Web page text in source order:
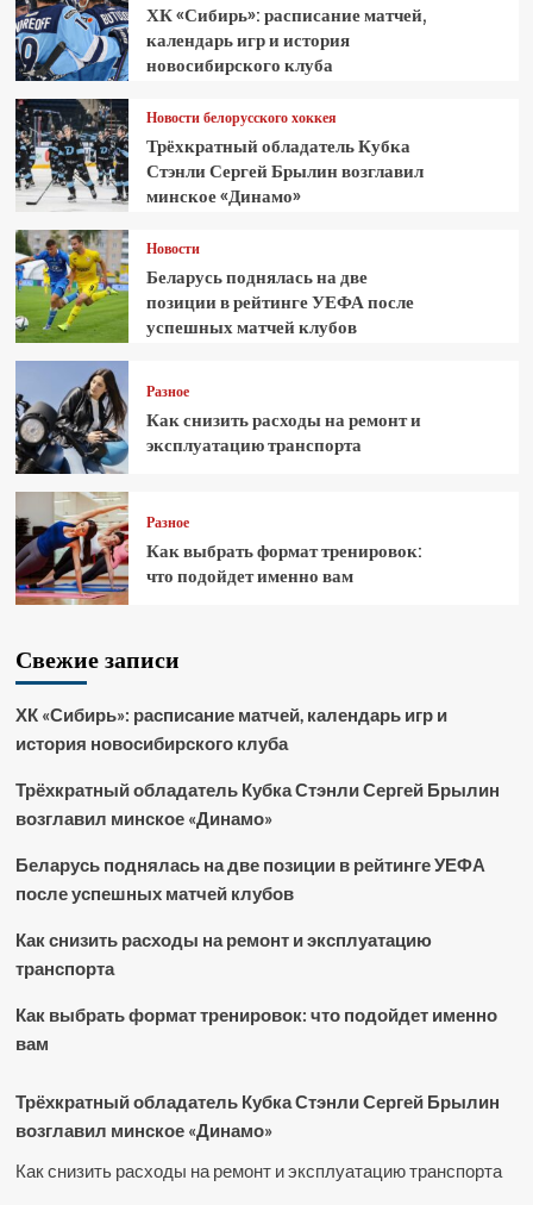
ХК «Сибирь»: расписание матчей,
календарь игр и история
новосибирского клуба
Новости белорусского хоккея
Трёхкратный обладатель Кубка
Стэнли Сергей Брылин возглавил
минское «Динамо»
Новости
Беларусь поднялась на две
позиции в рейтинге УЕФА после
успешных матчей клубов
Разное
Как снизить расходы на ремонт и
эксплуатацию транспорта
Разное
Как выбрать формат тренировок:
что подойдет именно вам
Свежие записи
ХК «Сибирь»: расписание матчей, календарь игр и
история новосибирского клуба
Трёхкратный обладатель Кубка Стэнли Сергей Брылин
возглавил минское «Динамо»
Беларусь поднялась на две позиции в рейтинге УЕФА
после успешных матчей клубов
Как снизить расходы на ремонт и эксплуатацию
транспорта
Как выбрать формат тренировок: что подойдет именно
вам
Трёхкратный обладатель Кубка Стэнли Сергей Брылин
возглавил минское «Динамо»
Как снизить расходы на ремонт и эксплуатацию транспорта